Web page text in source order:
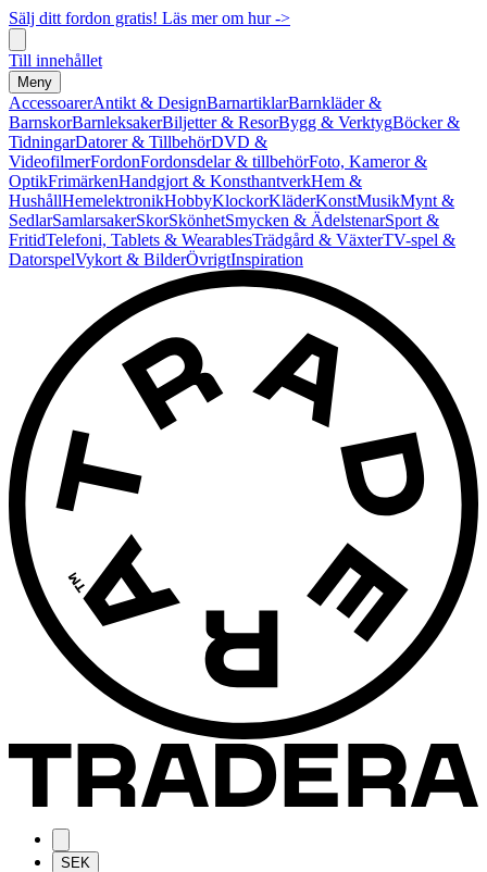
Sälj ditt fordon gratis! Läs mer om hur ->
Till innehållet
Meny
AccessoarerAntikt & DesignBarnartiklarBarnkläder &
BarnskorBarnleksakerBiljetter & ResorBygg & VerktygBöcker &
TidningarDatorer & TillbehörDVD &
VideofilmerFordonFordonsdelar & tillbehörFoto, Kameror &
OptikFrimärkenHandgjort & KonsthantverkHem &
HushållHemelektronikHobbyKlockorKläderKonstMusikMynt &
SedlarSamlarsakerSkorSkönhetSmycken & ÄdelstenarSport &
FritidTelefoni, Tablets & WearablesTrädgård & VäxterTV-spel &
DatorspelVykort & BilderÖvrigtInspiration
SEK